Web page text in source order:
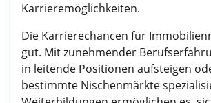
Karrieremöglichkeiten.
Die Karrierechancen für
gut. Mit zunehmender
in leitende Positionen aufsteigen
bestimmte Nischenmärkte